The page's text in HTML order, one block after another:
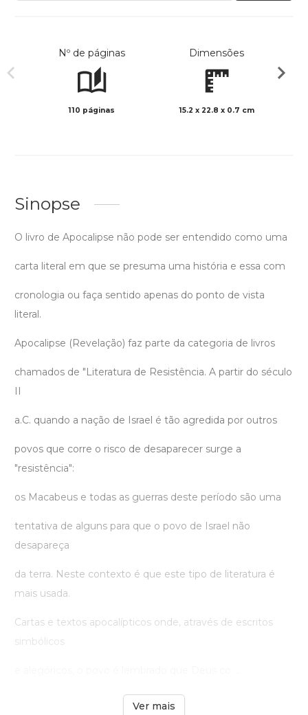
Nº de páginas
110 páginas
Dimensões
15.2 x 22.8 x 0.7 cm
Sinopse
O livro de Apocalipse não pode ser entendido como uma
carta literal em que se presuma uma história e essa com
cronologia ou faça sentido apenas do ponto de vista
literal.
Apocalipse (Revelação) faz parte da categoria de livros
chamados de "Literatura de Resistência. A partir do século
II
a.C. quando a nação de Israel é tão agredida por outros
povos que corre o risco de desaparecer surge a
"resistência":
os Macabeus e todas as guerras deste período são uma
tentativa de alguns para que o povo de Israel não
desapareça
da terra. Neste contexto é que este tipo de literatura é
mais usada.
Cartas e textos apocalípticos onde, através de escritos
simbólicos
Ver mais